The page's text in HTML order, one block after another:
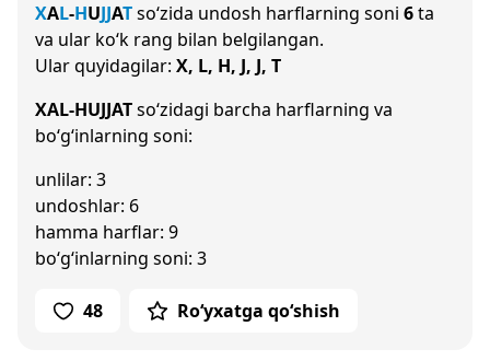
XAL-HUJJATso‘zida undosh harflarning soni 6ta
va ular ko‘k rang bilan belgilangan.
Ular quyidagilar: X, L, H, J, J, T
XAL-HUJJATso‘zidagi barcha harflarning va
bo‘g‘inlarning soni:
unlilar: 3
undoshlar: 6
hamma harflar: 9
bo‘g‘inlarning soni: 3
48 Ro‘yxatga qo‘shish